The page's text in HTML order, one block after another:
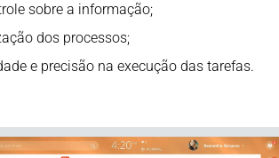
sobre a informação;
dos processos;
e precisão na execução das tarefas.